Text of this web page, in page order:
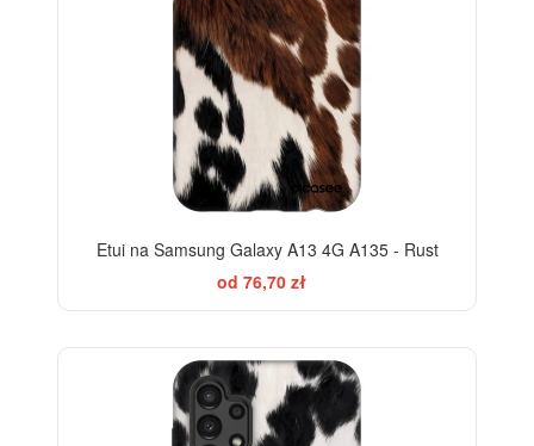
Etui na Samsung Galaxy A13 4G A135 - Rust
od 76,70 zł